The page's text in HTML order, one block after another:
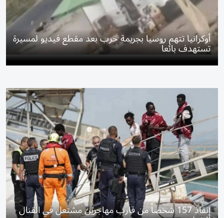
أوكرانيا تتهم روسيا بجريمة حرب بعد مقطع فيديو لمسيرة
تستهدف بائعاً
إنقاذ 157 شخصاً من قارب مهاجرين مشتعل في القنال